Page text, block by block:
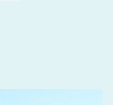
la
las ciudades y